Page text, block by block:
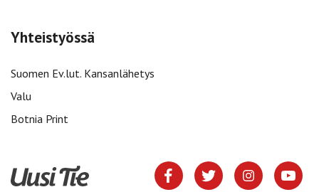
Yhteistyössä
Suomen Ev.lut. Kansanlähetys
Valu
Botnia Print